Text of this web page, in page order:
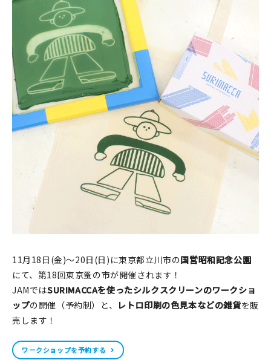
イベント
印刷見本
シルクスクリーン
無地素材
紙
雑貨
JAMグッズ
台湾グッズ
在庫限り
11月18日(金)〜20日(日)に東京都立川市の国営昭和記念公園
にて、第18回東京蚤の市が開催されます！
JAMではSURIMACCAを使ったシルクスクリーンのワークショ
ップの開催（予約制）と、 レトロ印刷の色見本などの雑貨を販
売します！
ワークショップを予約する